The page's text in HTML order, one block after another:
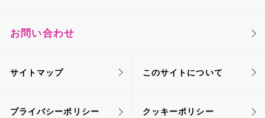
お問い合わせ
サイトマップ このサイトについて
プライバシーポリシー クッキーポリシー